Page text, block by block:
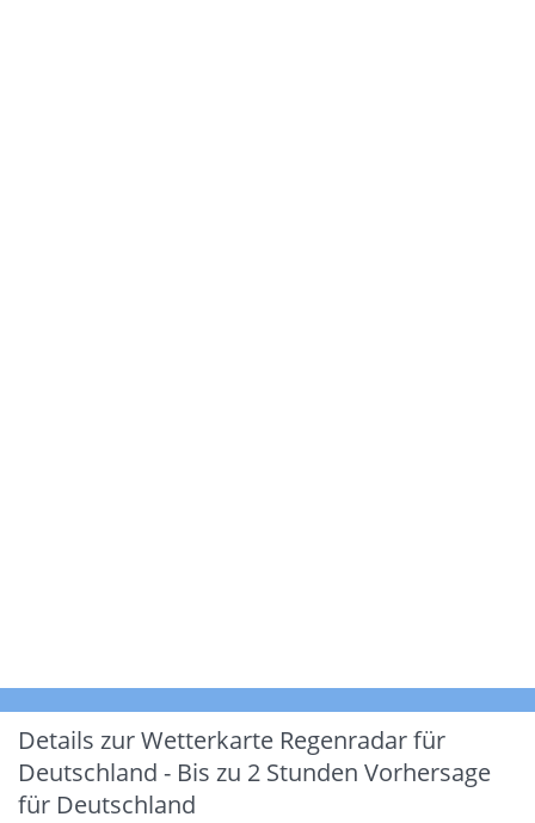
Details zur Wetterkarte Regenradar für
Deutschland - Bis zu 2 Stunden Vorhersage
für Deutschland